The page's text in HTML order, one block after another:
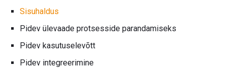
Sisuhaldus
Pidev ülevaade protsesside parandamiseks
Pidev kasutuselevõtt
Pidev integreerimine